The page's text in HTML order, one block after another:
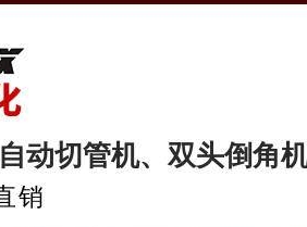
动切管机、双头倒角
销